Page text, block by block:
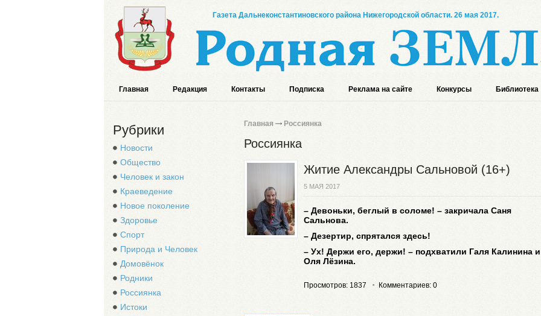
Газета Дальнеконстантиновского района Нижегородской области. 26 мая 2017.
Главная Редакция Контакты Подписка Реклама на сайте Конкурсы Библиотека
Рубрики
Новости
Общество
Человек и закон
Краеведение
Новое поколение
Здоровье
Спорт
Природа и Человек
Домовёнок
Родники
Россиянка
Истоки
Главная Россиянка
Россиянка
Житие Александры Сальновой (16+)
5 МАЯ 2017
– Девоньки, беглый в соломе! – закричала Саня
Сальнова.
– Дезертир, спрятался здесь!
– Ух! Держи его, держи! – подхватили Галя Калинина и
Оля Лёзина.
Просмотров: 1837 Комментариев: 0